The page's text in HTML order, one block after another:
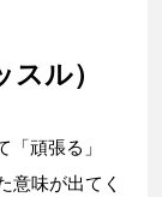
ル）
「頑張る」
意味が出てく